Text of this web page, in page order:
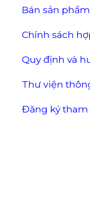
Bán sản
Chính sách
Quy định và
Thư viện
Đăng ký tham